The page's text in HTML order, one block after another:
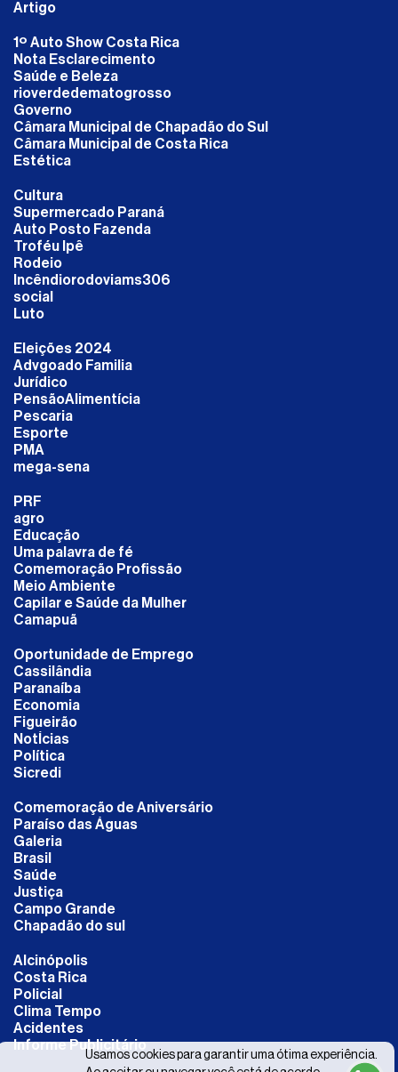
Artigo
1º Auto Show Costa Rica
Nota Esclarecimento
Saúde e Beleza
rioverdedematogrosso
Governo
Câmara Municipal de Chapadão do Sul
Câmara Municipal de Costa Rica
Estética
Cultura
Supermercado Paraná
Auto Posto Fazenda
Troféu Ipê
Rodeio
Incêndiorodoviams306
social
Luto
Eleições 2024
Advgoado Familia
Jurídico
PensãoAlimentícia
Pescaria
Esporte
PMA
mega-sena
PRF
agro
Educação
Uma palavra de fé
Comemoração Profissão
Meio Ambiente
Capilar e Saúde da Mulher
Camapuã
Oportunidade de Emprego
Cassilândia
Paranaíba
Economia
Figueirão
NotÍcias
Política
Sicredi
Comemoração de Aniversário
Paraíso das Águas
Galeria
Brasil
Saúde
Justiça
Campo Grande
Chapadão do sul
Alcinópolis
Costa Rica
Policial
Clima Tempo
Acidentes
Informe Publicitário
Usamos cookies para garantir uma ótima experiência.